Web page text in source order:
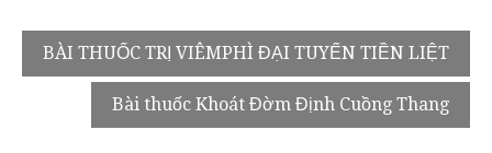
Điều
hướng
BÀI THUỐC TRỊ VIÊMPHÌ ĐẠI TUYẾN TIỀN LIỆT
Bài thuốc Khoát Đờm Định Cuồng Thang